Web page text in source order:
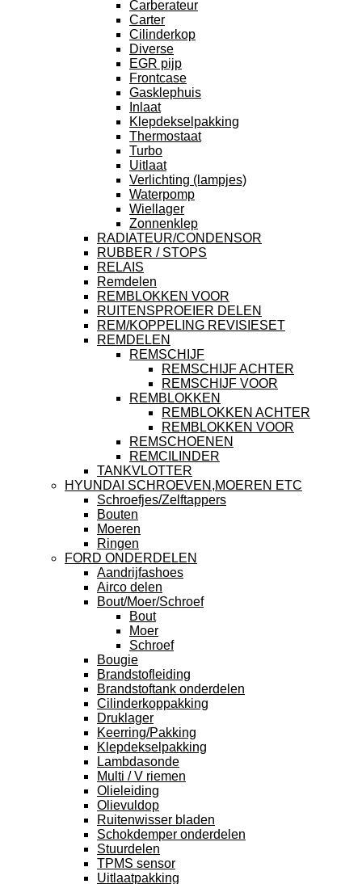
Carberateur
Carter
Cilinderkop
Diverse
EGR pijp
Frontcase
Gasklephuis
Inlaat
Klepdekselpakking
Thermostaat
Turbo
Uitlaat
Verlichting (lampjes)
Waterpomp
Wiellager
Zonnenklep
RADIATEUR/CONDENSOR
RUBBER / STOPS
RELAIS
Remdelen
REMBLOKKEN VOOR
RUITENSPROEIER DELEN
REM/KOPPELING REVISIESET
REMDELEN
REMSCHIJF
REMSCHIJF ACHTER
REMSCHIJF VOOR
REMBLOKKEN
REMBLOKKEN ACHTER
REMBLOKKEN VOOR
REMSCHOENEN
REMCILINDER
TANKVLOTTER
HYUNDAI SCHROEVEN,MOEREN ETC
Schroefjes/Zelftappers
Bouten
Moeren
Ringen
FORD ONDERDELEN
Aandrijfashoes
Airco delen
Bout/Moer/Schroef
Bout
Moer
Schroef
Bougie
Brandstofleiding
Brandstoftank onderdelen
Cilinderkoppakking
Druklager
Keerring/Pakking
Klepdekselpakking
Lambdasonde
Multi / V riemen
Olieleiding
Olievuldop
Ruitenwisser bladen
Schokdemper onderdelen
Stuurdelen
TPMS sensor
Uitlaatpakking